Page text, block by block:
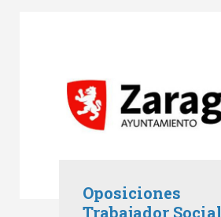
Oposiciones
Trabajador Social